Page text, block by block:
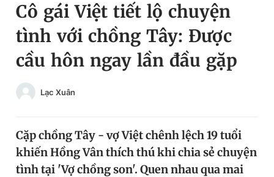
Chuyên mục
Chuyên mục khác
Chào ngày mới
Tin thị trường
Video Magazine
Đổi mật khẩu
Tin đã lưu
Cô gái Việt tiết lộ chuyện
tình với chồng Tây: Được
cầu hôn ngay lần đầu gặp
Lạc Xuân
Cặp chồng Tây - vợ Việt chênh lệch 19 tuổi
khiến Hồng Vân thích thú khi chia sẻ chuyện
tình tại 'Vợ chồng son'. Quen nhau qua mai